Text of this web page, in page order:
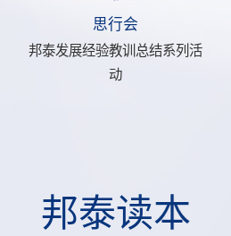
思行会
邦泰发展经验教训总结系列活
动
邦泰读本